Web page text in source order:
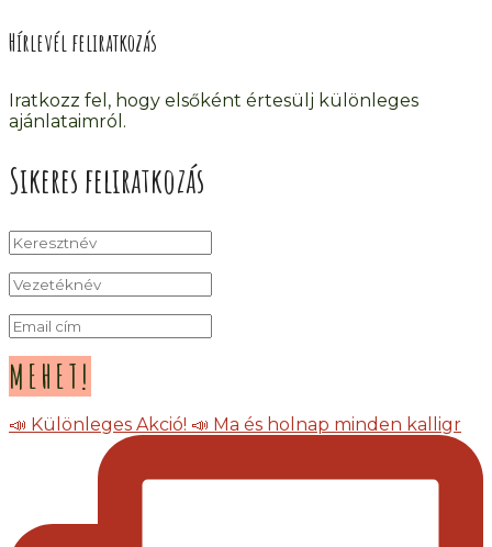
Hírlevél feliratkozás
Iratkozz fel, hogy elsőként értesülj különleges
ajánlataimról.
Sikeres feliratkozás
MEHET!
📣 Különleges Akció! 📣 Ma és holnap minden kalligr